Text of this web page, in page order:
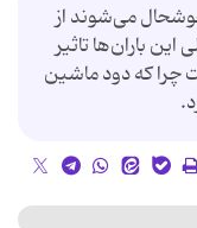
می‌شوند از
باران‌ها تاثیر
چرا که دود ماشین